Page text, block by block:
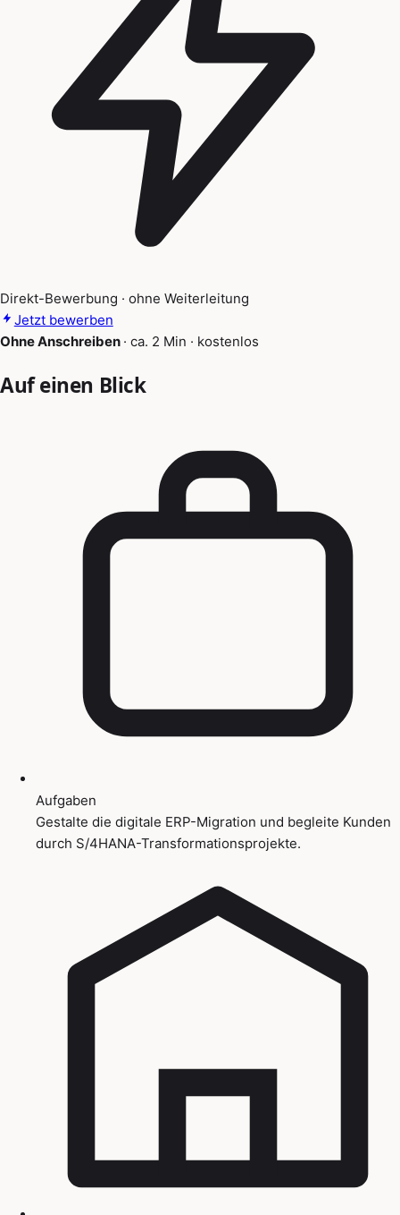
Direkt-Bewerbung · ohne Weiterleitung
Jetzt bewerben
Ohne Anschreiben · ca. 2 Min · kostenlos
Auf einen Blick
Aufgaben
Gestalte die digitale ERP-Migration und begleite Kunden
durch S/4HANA-Transformationsprojekte.